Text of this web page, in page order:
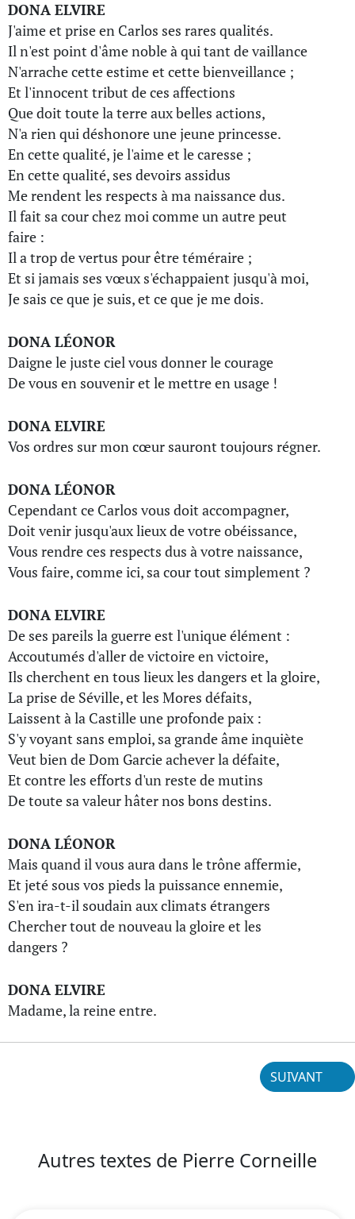
DONA ELVIRE
J'aime et prise en Carlos ses rares qualités.
Il n'est point d'âme noble à qui tant de vaillance
N'arrache cette estime et cette bienveillance ;
Et l'innocent tribut de ces affections
Que doit toute la terre aux belles actions,
N'a rien qui déshonore une jeune princesse.
En cette qualité, je l'aime et le caresse ;
En cette qualité, ses devoirs assidus
Me rendent les respects à ma naissance dus.
Il fait sa cour chez moi comme un autre peut
faire :
Il a trop de vertus pour être téméraire ;
Et si jamais ses vœux s'échappaient jusqu'à moi,
Je sais ce que je suis, et ce que je me dois.
DONA LÉONOR
Daigne le juste ciel vous donner le courage
De vous en souvenir et le mettre en usage !
DONA ELVIRE
Vos ordres sur mon cœur sauront toujours régner.
DONA LÉONOR
Cependant ce Carlos vous doit accompagner,
Doit venir jusqu'aux lieux de votre obéissance,
Vous rendre ces respects dus à votre naissance,
Vous faire, comme ici, sa cour tout simplement ?
DONA ELVIRE
De ses pareils la guerre est l'unique élément :
Accoutumés d'aller de victoire en victoire,
Ils cherchent en tous lieux les dangers et la gloire,
La prise de Séville, et les Mores défaits,
Laissent à la Castille une profonde paix :
S'y voyant sans emploi, sa grande âme inquiète
Veut bien de Dom Garcie achever la défaite,
Et contre les efforts d'un reste de mutins
De toute sa valeur hâter nos bons destins.
DONA LÉONOR
Mais quand il vous aura dans le trône affermie,
Et jeté sous vos pieds la puissance ennemie,
S'en ira-t-il soudain aux climats étrangers
Chercher tout de nouveau la gloire et les
dangers ?
DONA ELVIRE
Madame, la reine entre.
SUIVANT
Autres textes de Pierre Corneille